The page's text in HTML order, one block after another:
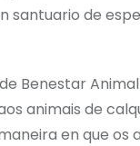
santuario de
Benestar
animais de
en que os